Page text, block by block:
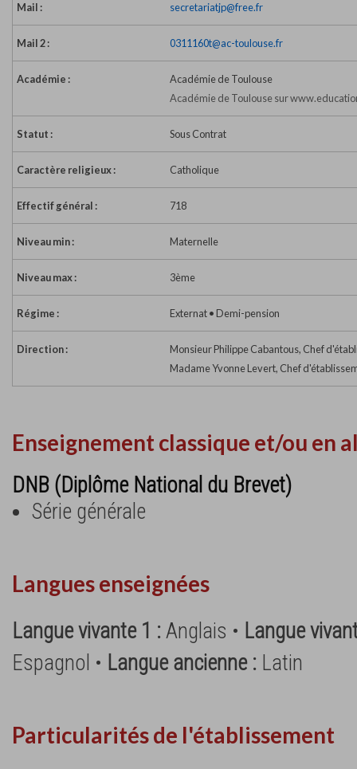
Mail : secretariatjp@free.fr
Mail 2 : 0311160t@ac-toulouse.fr
Académie :
Académie de Toulouse
Académie de Toulouse sur
Statut : Sous Contrat
Caractère religieux : Catholique
Effectif général : 718
Niveau min : Maternelle
Niveau max : 3ème
Régime : Externat • Demi-pension
Direction :
Monsieur Philippe Cabantous, Chef
Madame Yvonne Levert, Chef
Enseignement classique et/ou en
DNB (Diplôme National du Brevet)
Série générale
Langues enseignées
Langue vivante 1 :Anglais • Langue
Espagnol • Langue ancienne : Latin
Particularités de l'établissement